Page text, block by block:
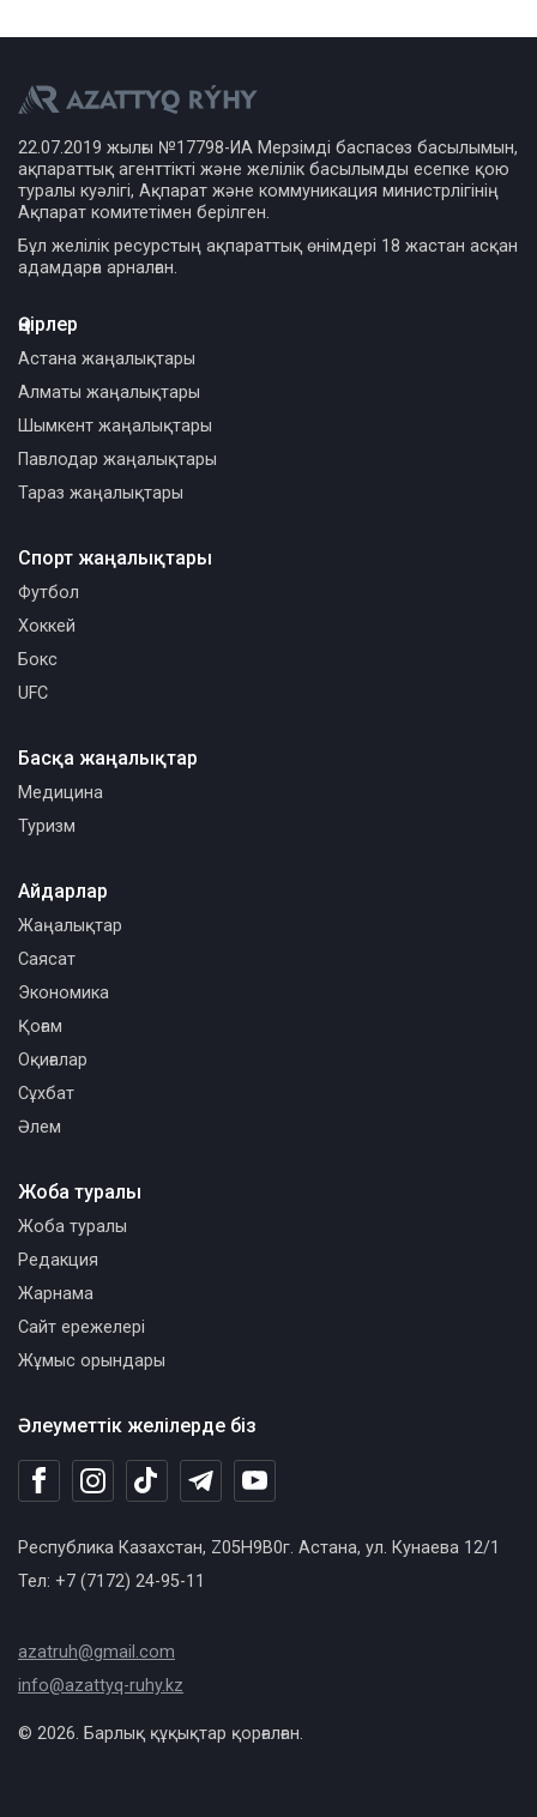
22.07.2019 жылғы №17798-ИА Мерзімді баспасөз басылымын,
ақпараттық агенттікті және желілік басылымды есепке қою
туралы куәлігі, Ақпарат және коммуникация министрлігінің
Ақпарат комитетімен берілген.
Бұл желілік ресурстың ақпараттық өнімдері 18 жастан асқан
адамдарға арналған.
Өңірлер
Астана жаңалықтары
Алматы жаңалықтары
Шымкент жаңалықтары
Павлодар жаңалықтары
Тараз жаңалықтары
Спорт жаңалықтары
Футбол
Хоккей
Бокс
UFC
Басқа жаңалықтар
Медицина
Туризм
Әлеуметтік желілерде біз
Республика Казахстан, Z05H9B0г. Астана, ул. Кунаева 12/1
Тел: +7 (7172) 24-95-11
azatruh@gmail.com
info@azattyq-ruhy.kz
Айдарлар
Жаңалықтар
Саясат
Экономика
Қоғам
Оқиғалар
Сұхбат
Әлем
Жоба туралы
Жоба туралы
Редакция
Жарнама
Сайт ережелері
Жұмыс орындары
© 2026. Барлық құқықтар қорғалған.